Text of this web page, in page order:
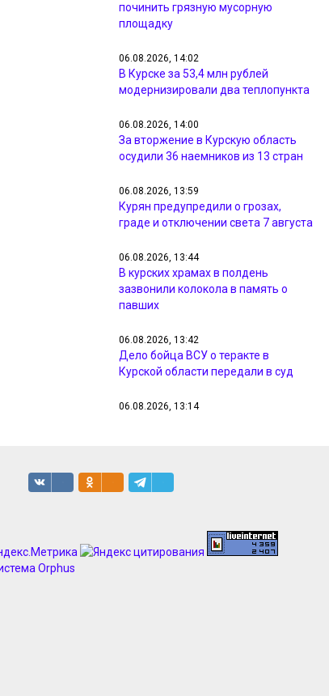
починить грязную мусорную
площадку
06.08.2026, 14:02
В Курске за 53,4 млн рублей
модернизировали два теплопункта
06.08.2026, 14:00
За вторжение в Курскую область
осудили 36 наемников из 13 стран
06.08.2026, 13:59
Курян предупредили о грозах,
граде и отключении света 7 августа
06.08.2026, 13:44
В курских храмах в полдень
зазвонили колокола в память о
павших
06.08.2026, 13:42
Дело бойца ВСУ о теракте в
Курской области передали в суд
06.08.2026, 13:14
06.08.2026, 13:10
СК завел дела об ударах ВСУ по 53
06.08.2026, 13:05